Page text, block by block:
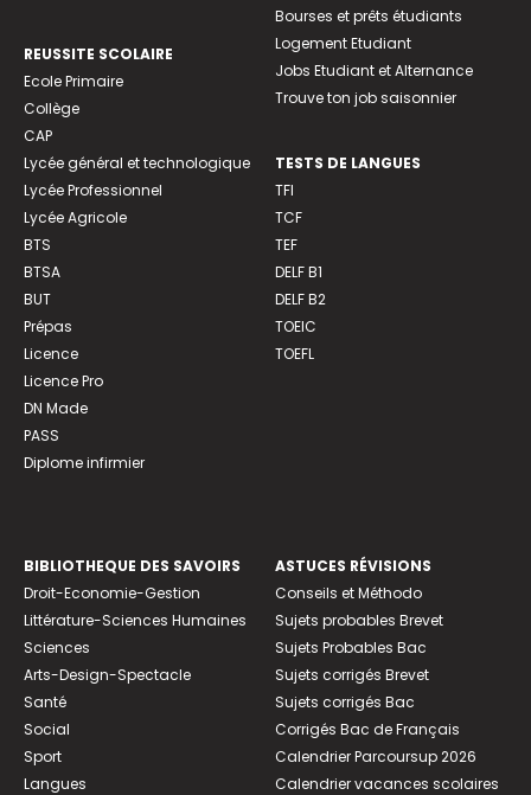
REUSSITE SCOLAIRE
Ecole Primaire
Collège
CAP
Lycée général et technologique
Lycée Professionnel
Lycée Agricole
BTS
BTSA
BUT
Prépas
Licence
Licence Pro
DN Made
PASS
Diplome infirmier
Bourses et prêts étudiants
Logement Etudiant
Jobs Etudiant et Alternance
Trouve ton job saisonnier
TESTS DE LANGUES
TFI
TCF
TEF
DELF B1
DELF B2
TOEIC
TOEFL
BIBLIOTHEQUE DES SAVOIRS
Droit-Economie-Gestion
Littérature-Sciences Humaines
Sciences
Arts-Design-Spectacle
Santé
Social
Sport
Langues
ASTUCES RÉVISIONS
Conseils et Méthodo
Sujets probables Brevet
Sujets Probables Bac
Sujets corrigés Brevet
Sujets corrigés Bac
Corrigés Bac de Français
Calendrier Parcoursup 2026
Calendrier vacances scolaires